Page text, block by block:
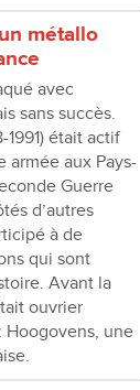
métallo
avec
sans succès.
1991) était actif
armée aux Pays-
Guerre
d’autres
à de
qui sont
Avant la
ouvrier
Hoogovens, une